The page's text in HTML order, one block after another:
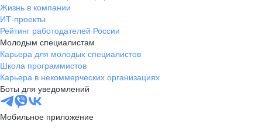
Жизнь в компании
ИТ-проекты
Рейтинг работодателей России
Молодым специалистам
Карьера для молодых специалистов
Школа программистов
Карьера в некоммерческих организациях
Боты для уведомлений
Мобильное приложение